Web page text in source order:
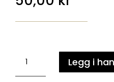
vekehjul
Legg i